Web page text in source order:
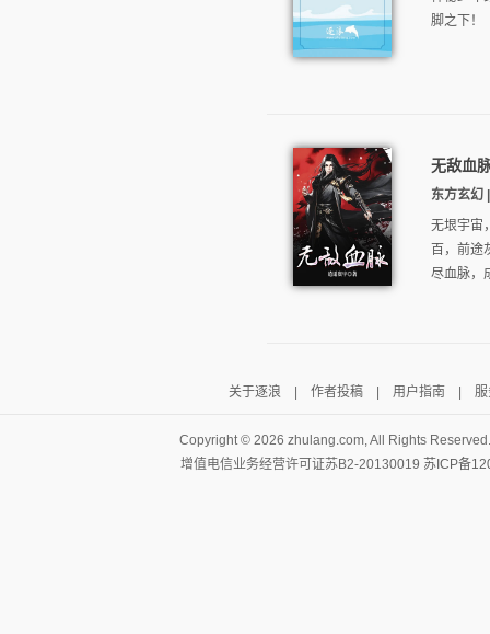
脚之下！
无敌血
东方玄幻
无垠宇宙
百，前途
尽血脉，
关于逐浪 作者投稿| 用户指南 服
Copyright © 2026 zhulang.com, All Rights
增值电信业务经营许可证苏B2-20130019 苏ICP备